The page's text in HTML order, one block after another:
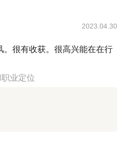
2023.04.30
。很有收获。很高兴能在在行
业定位